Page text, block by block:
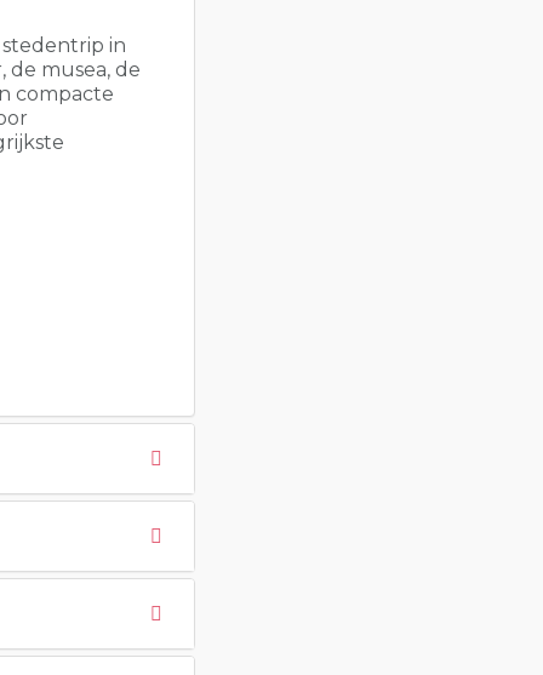
in
de musea, de
compacte